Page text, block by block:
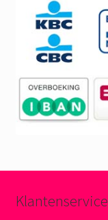
Klantenservice